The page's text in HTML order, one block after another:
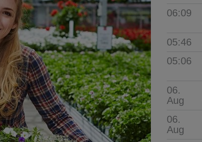
06:09
05:46
05:06
06.
Aug
06.
Aug